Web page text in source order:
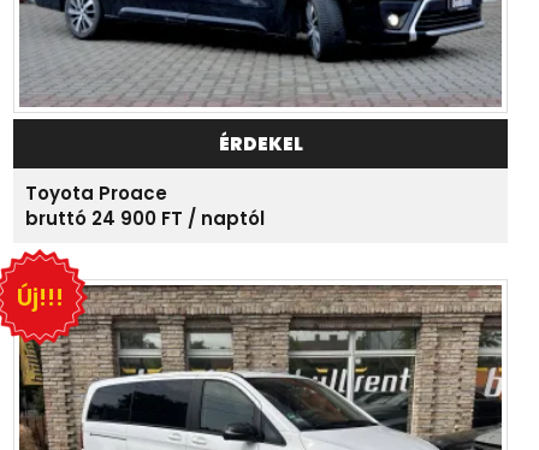
ÉRDEKEL
Toyota Proace
bruttó 24 900 FT / naptól
Új!!!